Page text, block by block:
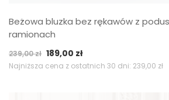
Beżowa bluzka bez rękawów z
ramionach
239,00zł Pierwotna
cena
189,00 złAktualna
cena
Najniższa cena z ostatnich 30 dni: 239,00 zł